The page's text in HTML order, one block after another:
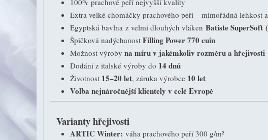
Extra velké chomáčky prachového peří – mimořádná lehkost
Egyptská bavlna z velmi dlouhých vláken Batiste SuperSoft
Špičková nadýchanost Filling Power 770 cuin
Možnost výroby na míru v jakémkoliv rozměru a hřejivosti
Dodání z italské výroby do 14 dnů
Životnost 15–20 let, záruka výrobce 10 let
Volba nejnáročnější klientely v celé Evropě
Varianty hřejivosti
ARTIC Winter: váha prachového peří 300 g/m²